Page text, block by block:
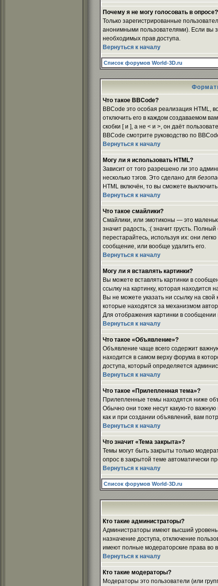
Почему я не могу голосовать в опросе?
Только зарегистрированные
анонимными пользователями). Если вы
необходимых прав доступа.
Вернуться к началу
Список форумов World-3D.ru
Что такое BBCode?
BBCode это особая реализация HTML,
отключить его в каждом создаваемом
скобки [ и ], а не < и >, он даёт
BBCode смотрите руководство по
Вернуться к началу
Могу ли я использовать HTML?
Зависит от того разрешено ли это
несколько тэгов. Это сделано для
HTML включён, то вы сможете
Вернуться к началу
Что такое смайлики?
Смайлики, или эмотиконы — это
значит радость, :( значит грусть.
перестарайтесь, используя их: они
сообщение, или вообще удалить его.
Вернуться к началу
Могу ли я вставлять картинки?
Вы можете вставлять картинки в
ссылку на картинку, которая
Вы не можете указать ни ссылку на
которые находятся за механизмом
Для отображения картинки в сообщении
Вернуться к началу
Что такое «Объявление»?
Объявление чаще всего содержит
находится в самом верху форума в
доступа, который определяется
Вернуться к началу
Что такое «Прилепленная тема»?
Прилепленные темы находятся ниже
Обычно они тоже несут какую-то важную
как и при создании объявлений, вам
Вернуться к началу
Что значит «Тема закрыта»?
Темы могут быть закрыты только
опрос в закрытой теме автоматически
Вернуться к началу
Список форумов World-3D.ru
Кто такие администраторы?
Администраторы имеют высший
назначение доступа, отключение
имеют полные модераторские права во
Вернуться к началу
Кто такие модераторы?
Модераторы это пользователи (или